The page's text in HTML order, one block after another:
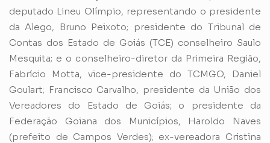
deputado Lineu Olímpio, representando o presidente
da Alego, Bruno Peixoto; presidente do Tribunal de
Contas dos Estado de Goiás (TCE) conselheiro Saulo
Mesquita; e o conselheiro-diretor da Primeira Região,
Fabrício Motta, vice-presidente do TCMGO, Daniel
Goulart; Francisco Carvalho, presidente da União dos
Vereadores do Estado de Goiás; o presidente da
Federação Goiana dos Municípios, Haroldo Naves
(prefeito de Campos Verdes); ex-vereadora Cristina